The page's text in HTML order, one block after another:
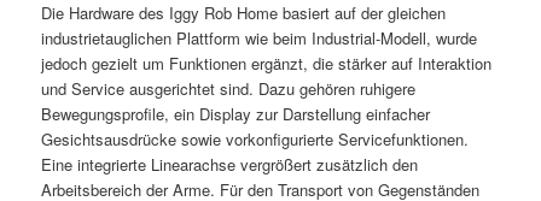
Die Hardware des Iggy Rob Home basiert auf der gleichen
industrietauglichen Plattform wie beim Industrial-Modell, wurde
jedoch gezielt um Funktionen ergänzt, die stärker auf Interaktion
und Service ausgerichtet sind. Dazu gehören ruhigere
Bewegungsprofile, ein Display zur Darstellung einfacher
Gesichtsausdrücke sowie vorkonfigurierte Servicefunktionen.
Eine integrierte Linearachse vergrößert zusätzlich den
Arbeitsbereich der Arme. Für den Transport von Gegenständen